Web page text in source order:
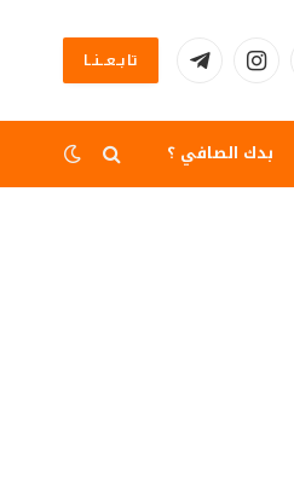
الانستغرامتيلقرام تابــعــنــا
بدك الصافي ؟